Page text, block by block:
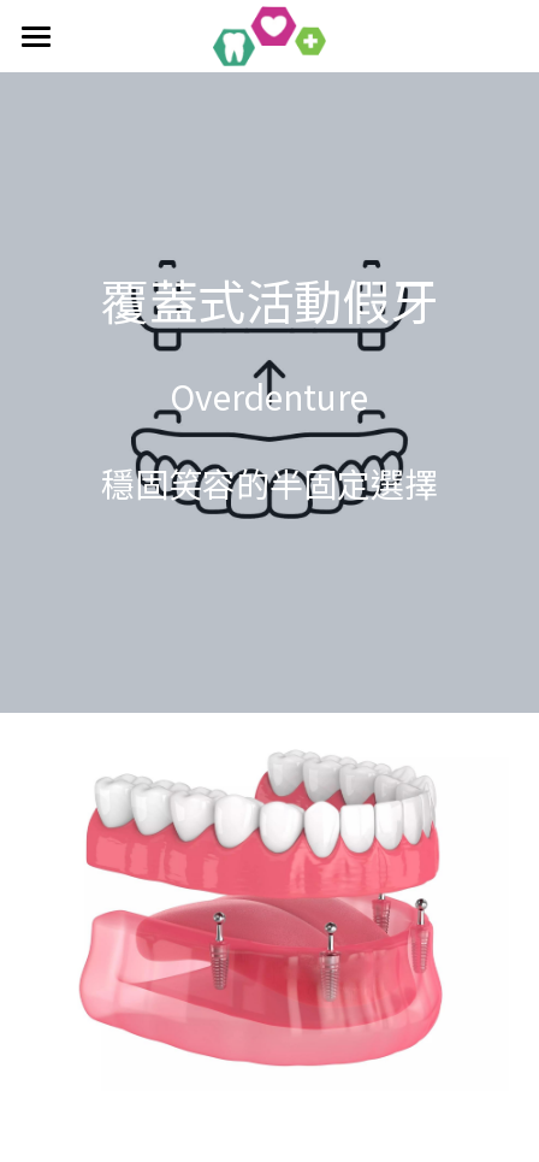
首頁
覆蓋性義齒
數位導引植牙
植牙相關作品集
聯絡均潔
覆蓋式活動假牙
Overdenture
穩固笑容的半固定選擇
部落格分類